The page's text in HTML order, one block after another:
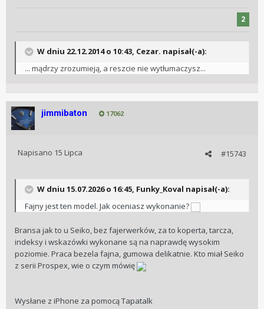
Wysłane z iPhone za pomocą Tapatalk
2
W dniu 22.12.2014 o 10:43, Cezar. napisał(-a):
... mądrzy zrozumieją, a reszcie nie wytłumaczysz...
jimmibaton 17062
#15743
Napisano 15 Lipca
W dniu 15.07.2026 o 16:45, Funky_Koval napisał(-a):
Fajny jest ten model. Jak oceniasz wykonanie?
Bransa jak to u Seiko, bez fajerwerków, za to koperta, tarcza,
indeksy i wskazówki wykonane są na naprawdę wysokim
poziomie. Praca bezela fajna, gumowa delikatnie. Kto miał Seiko
z serii Prospex, wie o czym mówię
Wysłane z iPhone za pomocą Tapatalk